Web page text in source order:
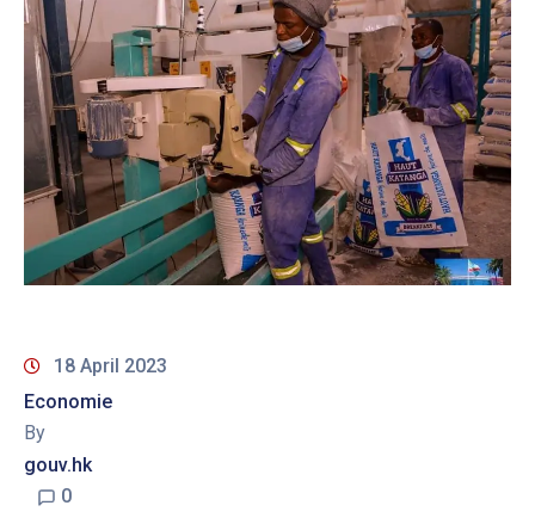
18 April 2023
Economie
By
gouv.hk
0